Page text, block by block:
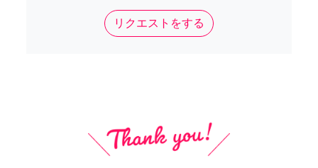
リクエストをする